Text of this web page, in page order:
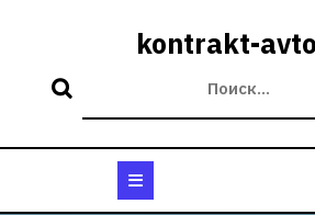
kontrakt-